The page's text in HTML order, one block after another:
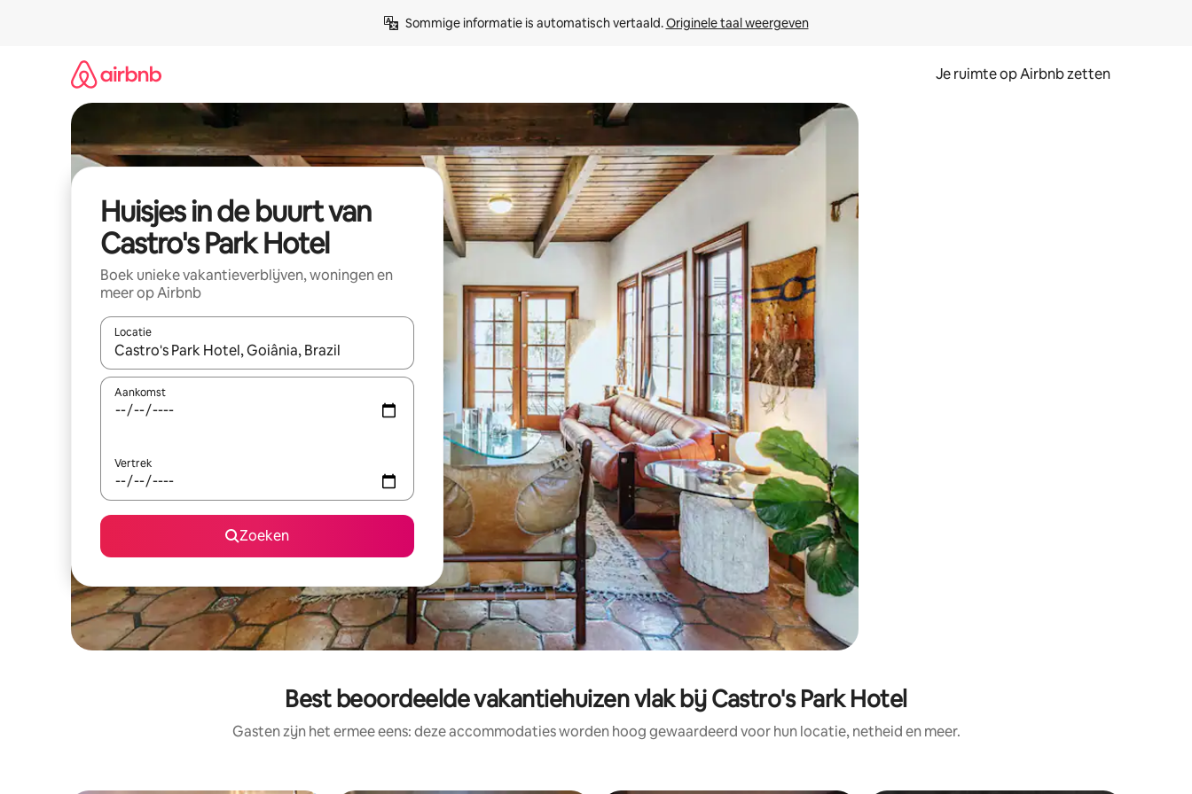
Sommige informatie is automatisch vertaald. Originele taal weergeven
Je ruimte op Airbnb zetten
Huisjes in de buurt van
Castro's Park Hotel
Boek unieke vakantieverblijven, woningen en
meer op Airbnb
Locatie
Wanneer er suggesties beschikbaar zijn, maak je een keuze met je de pijltjestoetsen omhoog en omlaag, óf door te tikken of swipen.
Aankomst
Vertrek
Zoeken
Best beoordeelde vakantiehuizen vlak bij Castro's Park Hotel
Gasten zijn het ermee eens: deze accommodaties worden hoog gewaardeerd voor hun locatie, netheid en meer.